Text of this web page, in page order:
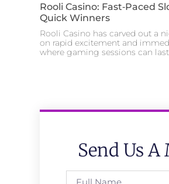
Rooli Casino: Fast‑Paced
Quick Winners
Rooli Casino has carved out a
on rapid excitement and
where gaming sessions can last
Send Us A